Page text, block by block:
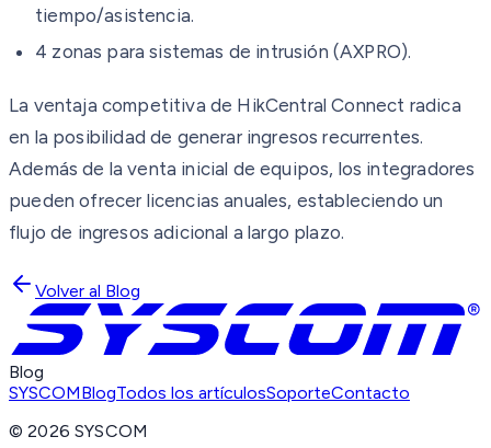
tiempo/asistencia.
4 zonas para sistemas de intrusión (AXPRO).
La ventaja competitiva de HikCentral Connect radica
en la posibilidad de generar ingresos recurrentes.
Además de la venta inicial de equipos, los integradores
pueden ofrecer licencias anuales, estableciendo un
flujo de ingresos adicional a largo plazo.
Volver al Blog
Blog
SYSCOMBlogTodos los artículosSoporteContacto
©2026 SYSCOM